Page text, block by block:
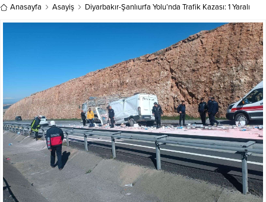
Anasayfa Asayiş Diyarbakır-Şanlıurfa Yolu’nda Trafik Kazası: 1 Yaralı